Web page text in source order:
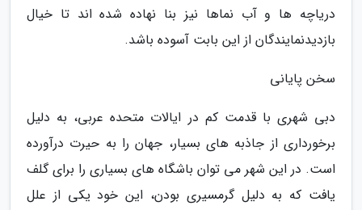
دریاچه ها و آب نماها نیز بنا نهاده شده اند تا خیال
بازدیدنمایندگان از این بابت آسوده باشد.
سخن پایانی
دبی شهری با قدمت کم در ایالات متحده عربی، به دلیل
برخورداری از جاذبه های بسیار، جهان را به حیرت درآورده
است. در این شهر می توان باشگاه های بسیاری را برای گلف
یافت که به دلیل گرمسیری بودن، این خود یکی از علل